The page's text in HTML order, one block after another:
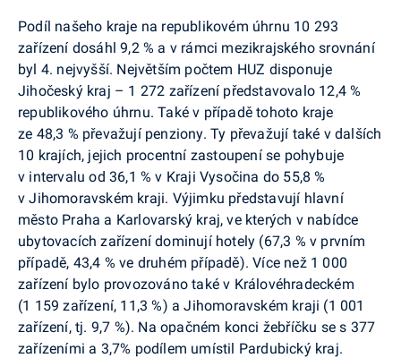
Podíl našeho kraje na republikovém úhrnu 10 293
zařízení dosáhl 9,2 % a v rámci mezikrajského srovnání
byl 4. nejvyšší. Největším počtem HUZ disponuje
Jihočeský kraj – 1 272 zařízení představovalo 12,4 %
republikového úhrnu. Také v případě tohoto kraje
ze 48,3 % převažují penziony. Ty převažují také v dalších
10 krajích, jejich procentní zastoupení se pohybuje
v intervalu od 36,1 % v Kraji Vysočina do 55,8 %
v Jihomoravském kraji. Výjimku představují hlavní
město Praha a Karlovarský kraj, ve kterých v nabídce
ubytovacích zařízení dominují hotely (67,3 % v prvním
případě, 43,4 % ve druhém případě). Více než 1 000
zařízení bylo provozováno také v Královéhradeckém
(1 159 zařízení, 11,3 %) a Jihomoravském kraji (1 001
zařízení, tj. 9,7 %). Na opačném konci žebříčku se s 377
zařízeními a 3,7% podílem umístil Pardubický kraj.